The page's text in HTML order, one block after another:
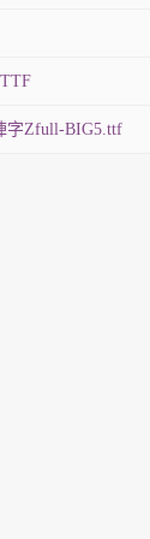
字Zfull-BIG5.ttf